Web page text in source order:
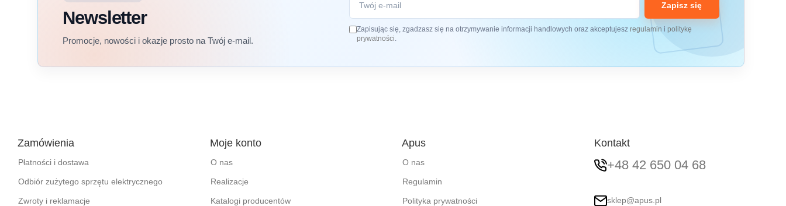
Newsletter
Promocje, nowości i okazje prosto na Twój e-mail.
Zapisz się
Zapisując się, zgadzasz się na otrzymywanie informacji handlowych oraz akceptujesz regulamin i politykę
prywatności.
Zamówienia
Płatności i dostawa
Odbiór zużytego sprzętu elektrycznego
Zwroty i reklamacje
Moje konto
O nas
Realizacje
Katalogi producentów
Apus
O nas
Regulamin
Polityka prywatności
Kontakt
+48 42 650 04 68
sklep@apus.pl